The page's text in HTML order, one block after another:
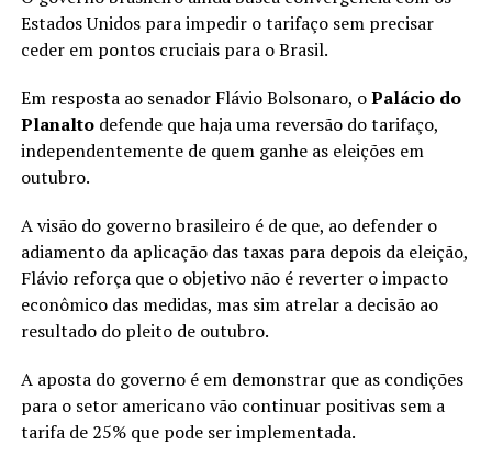
Estados Unidos para impedir o tarifaço sem precisar
ceder em pontos cruciais para o Brasil.
Em resposta ao senador Flávio Bolsonaro, oPalácio do
Planaltodefende que haja uma reversão do tarifaço,
independentemente de quem ganhe as eleições em
outubro.
A visão do governo brasileiro é de que, ao defender o
adiamento da aplicação das taxas para depois da eleição,
Flávio reforça que o objetivo não é reverter o impacto
econômico das medidas, mas sim atrelar a decisão ao
resultado do pleito de outubro.
A aposta do governo é em demonstrar que as condições
para o setor americano vão continuar positivas sem a
tarifa de 25% que pode ser implementada.